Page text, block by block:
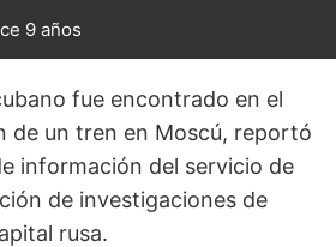
9 años
fue encontrado en el
de un tren en Moscú, reportó
información del servicio de
de investigaciones de
rusa.